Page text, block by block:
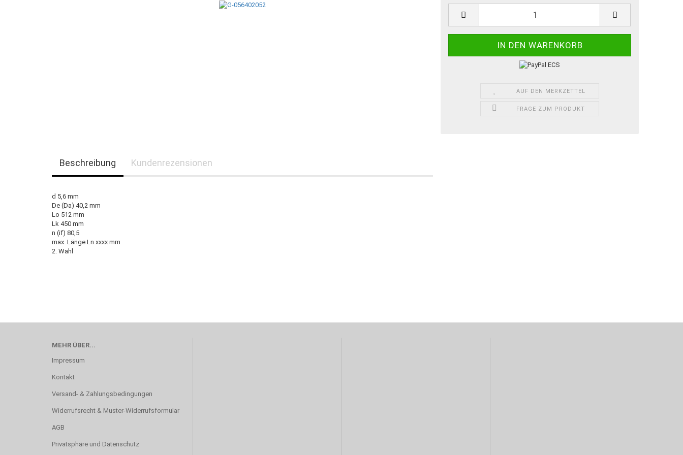
AUF DEN MERKZETTEL
FRAGE ZUM PRODUKT
Beschreibung Kundenrezensionen
d 5,6 mm
De (Da) 40,2 mm
Lo 512 mm
Lk 450 mm
n (if) 80,5
max. Länge Ln xxxx mm
2. Wahl
MEHR ÜBER...
Impressum
Kontakt
Versand- & Zahlungsbedingungen
Widerrufsrecht & Muster-Widerrufsformular
AGB
Privatsphäre und Datenschutz